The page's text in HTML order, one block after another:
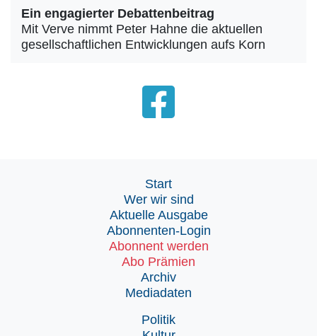
Ein engagierter Debattenbeitrag
Mit Verve nimmt Peter Hahne die aktuellen
gesellschaftlichen Entwicklungen aufs Korn
Start
Wer wir sind
Aktuelle Ausgabe
Abonnenten-Login
Abonnent werden
Abo Prämien
Archiv
Mediadaten
Politik